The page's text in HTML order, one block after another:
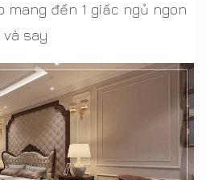
mang đến 1 giấc ngủ ngon
và say